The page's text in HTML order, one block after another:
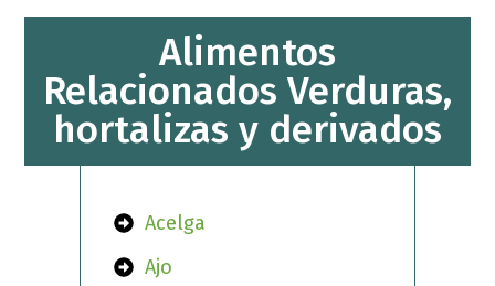
Alimentos
Relacionados Verduras,
hortalizas y derivados
Acelga
Ajo